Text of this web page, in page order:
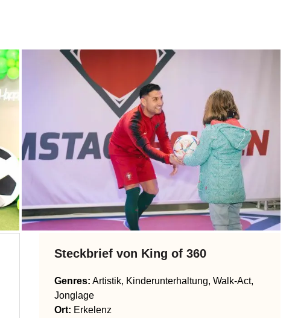
Steckbrief von King of 360
Genres: Artistik, Kinderunterhaltung, Walk-Act,
Jonglage
Ort: Erkelenz